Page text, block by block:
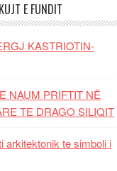
E FUNDIT
KASTRIOTIN-
NAUM PRIFTIT NË
TE DRAGO SILIQIT
arkitektonik te simboli i